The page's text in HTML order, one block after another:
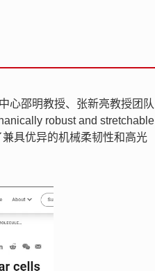
心邵明教授、张新亮教授团队
robust and stretchable
具优异的机械柔韧性和高光